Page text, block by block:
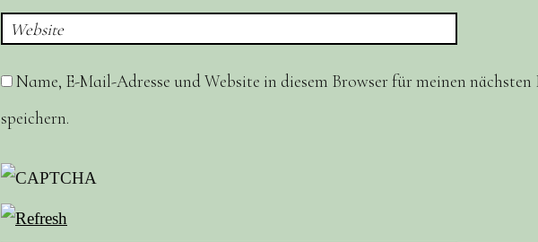
Website
Name, E-Mail-Adresse und Website in diesem Browser für meinen
speichern.